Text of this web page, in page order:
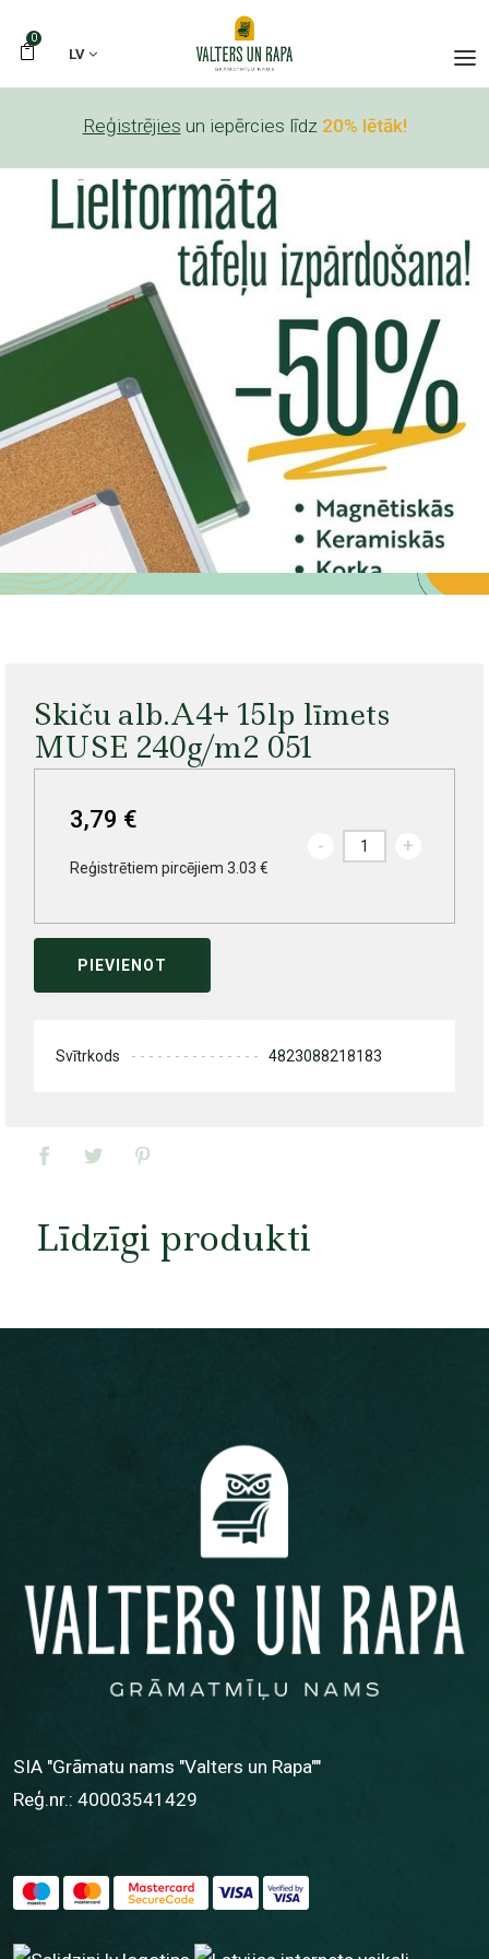
0
LV
Reģistrējies un iepērcies līdz 20% lētāk!
Skiču alb.A4+ 15lp līmets
MUSE 240g/m2 051
3,79 €
Reģistrētiem pircējiem 3.03 €
- +
PIEVIENOT
Svītrkods 4823088218183
Līdzīgi produkti
SIA "Grāmatu nams "Valters un Rapa""
Reģ.nr.: 40003541429